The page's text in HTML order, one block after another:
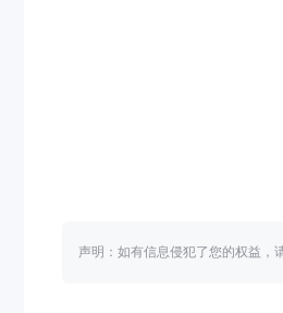
声明：如有信息侵犯了您的权益，